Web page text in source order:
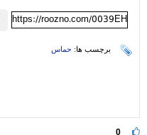
https://roozno.com/0039EH
برچسب ها: حماس
0